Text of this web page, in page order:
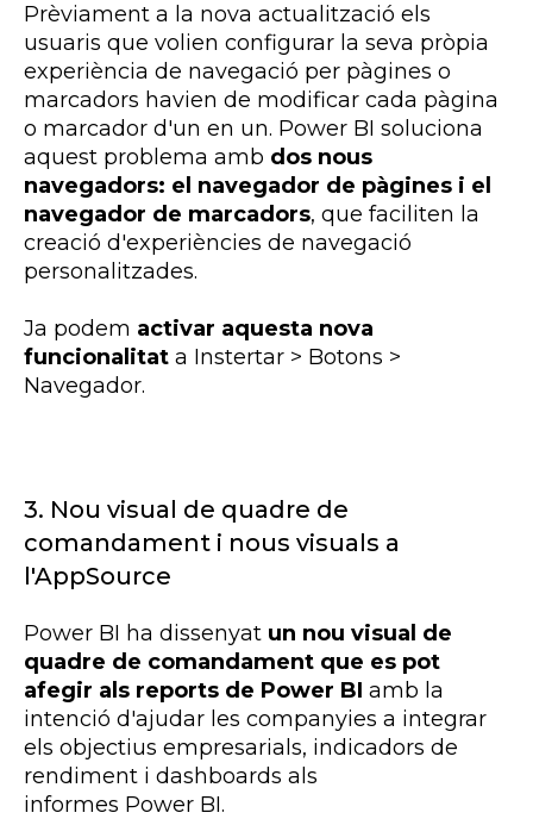
Prèviament a la nova actualització els
usuaris que volien configurar la seva pròpia
experiència de navegació per pàgines o
marcadors havien de modificar cada pàgina
o marcador d'un en un. Power BI soluciona
aquest problema amb dos nous
navegadors: el navegador de pàgines i el
navegador de marcadors, que faciliten la
creació d'experiències de navegació
personalitzades.
Ja podem activar aquesta nova
funcionalitat a Instertar > Botons >
Navegador.
3. Nou visual de quadre de
comandament i nous visuals a
l'AppSource
Power BI ha dissenyat un nou visual de
quadre de comandament que es pot
afegir als reports de Power BI amb la
intenció d'ajudar les companyies a integrar
els objectius empresarials, indicadors de
rendiment i dashboards als
informes Power BI.